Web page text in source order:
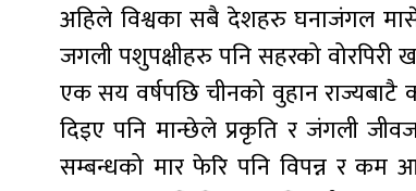
अहिले विश्वका सबै देशहरु घनाजंगल
जगली पशुपक्षीहरु पनि सहरको वोरपिरी
एक सय वर्षपछि चीनको वुहान
दिइए पनि मान्छेले प्रकृति र जंगली
सम्बन्धको मार फेरि पनि विपन्न र कम